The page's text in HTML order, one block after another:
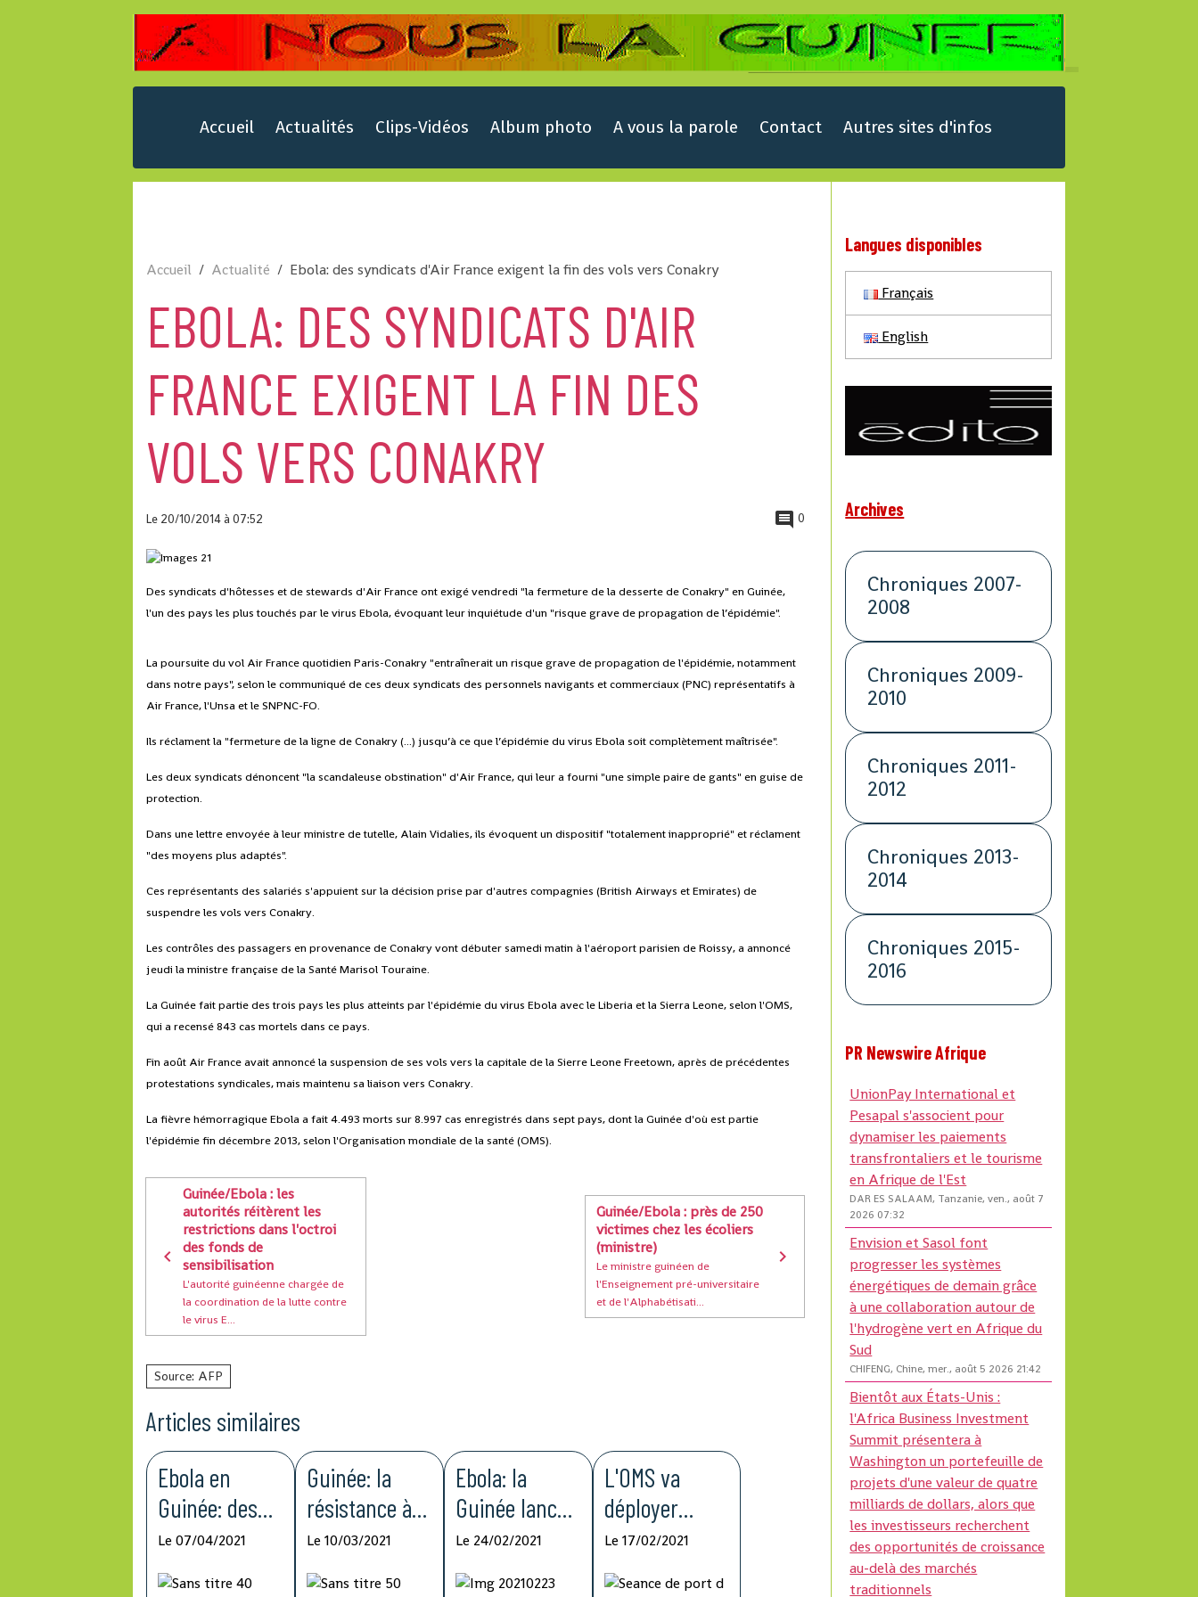
Accueil Actualités Clips-Vidéos Album photo A vous la parole Contact Autres sites d'infos
Accueil Actualité Ebola: des syndicats d'Air France exigent la fin des vols vers Conakry
EBOLA: DES SYNDICATS D'AIR
FRANCE EXIGENT LA FIN DES
VOLS VERS CONAKRY
Le 20/10/2014à 07:52 0
Des syndicats d'hôtesses et de stewards d'Air France ont exigé vendredi "la fermeture de la desserte de Conakry" en Guinée,
l'un des pays les plus touchés par le virus Ebola, évoquant leur inquiétude d'un "risque grave de propagation de l’épidémie".
La poursuite du vol Air France quotidien Paris-Conakry "entraînerait un risque grave de propagation de l'épidémie, notamment
dans notre pays", selon le communiqué de ces deux syndicats des personnels navigants et commerciaux (PNC) représentatifs à
Air France, l'Unsa et le SNPNC-FO.
Ils réclament la "fermeture de la ligne de Conakry (...) jusqu’à ce que l’épidémie du virus Ebola soit complètement maîtrisée".
Les deux syndicats dénoncent "la scandaleuse obstination" d'Air France, qui leur a fourni "une simple paire de gants" en guise de
protection.
Dans une lettre envoyée à leur ministre de tutelle, Alain Vidalies, ils évoquent un dispositif "totalement inapproprié" et réclament
"des moyens plus adaptés".
Ces représentants des salariés s'appuient sur la décision prise par d'autres compagnies (British Airways et Emirates) de
suspendre les vols vers Conakry.
Les contrôles des passagers en provenance de Conakry vont débuter samedi matin à l'aéroport parisien de Roissy, a annoncé
jeudi la ministre française de la Santé Marisol Touraine.
La Guinée fait partie des trois pays les plus atteints par l'épidémie du virus Ebola avec le Liberia et la Sierra Leone, selon l'OMS,
qui a recensé 843 cas mortels dans ce pays.
Fin août Air France avait annoncé la suspension de ses vols vers la capitale de la Sierre Leone Freetown, après de précédentes
protestations syndicales, mais maintenu sa liaison vers Conakry.
La fièvre hémorragique Ebola a fait 4.493 morts sur 8.997 cas enregistrés dans sept pays, dont la Guinée d'où est partie
l'épidémie fin décembre 2013, selon l'Organisation mondiale de la santé (OMS).
Guinée/Ebola : les
autorités réitèrent les
restrictions dans l'octroi
des fonds de
sensibilisation
L'autorité guinéenne chargée de
la coordination de la lutte contre
le virus E...
Guinée/Ebola : près de 250
victimes chez les écoliers
(ministre)
Le ministre guinéen de
l'Enseignement pré-universitaire
et de l'Alphabétisati...
Source: AFP
Articles similaires
Ebola en
Guinée: des
femmes
bloquent
Le 07/04/2021
Guinée: la
résistance à
la lutte contre
Ebola reste
Le 10/03/2021
Ebola: la
Guinée lance
la vaccination
pour en finir
Le 24/02/2021
L'OMS va
déployer
"rapidement"
des moyens
Le 17/02/2021
Langues disponibles
Français
English
Archives
Chroniques 2007-
2008
Chroniques 2009-
2010
Chroniques 2011-
2012
Chroniques 2013-
2014
Chroniques 2015-
2016
PR Newswire Afrique
UnionPay International et
Pesapal s'associent pour
dynamiser les paiements
transfrontaliers et le tourisme
en Afrique de l'Est
DAR ES SALAAM, Tanzanie, ven., août 7
2026 07:32
Envision et Sasol font
progresser les systèmes
énergétiques de demain grâce
à une collaboration autour de
l'hydrogène vert en Afrique du
Sud
CHIFENG, Chine, mer., août 5 2026 21:42
Bientôt aux États-Unis :
l'Africa Business Investment
Summit présentera à
Washington un portefeuille de
projets d'une valeur de quatre
milliards de dollars, alors que
les investisseurs recherchent
des opportunités de croissance
au-delà des marchés
traditionnels